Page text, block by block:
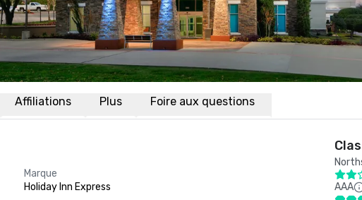
Affiliations Plus Foire aux questions
Marque
Holiday Inn Express
AAA